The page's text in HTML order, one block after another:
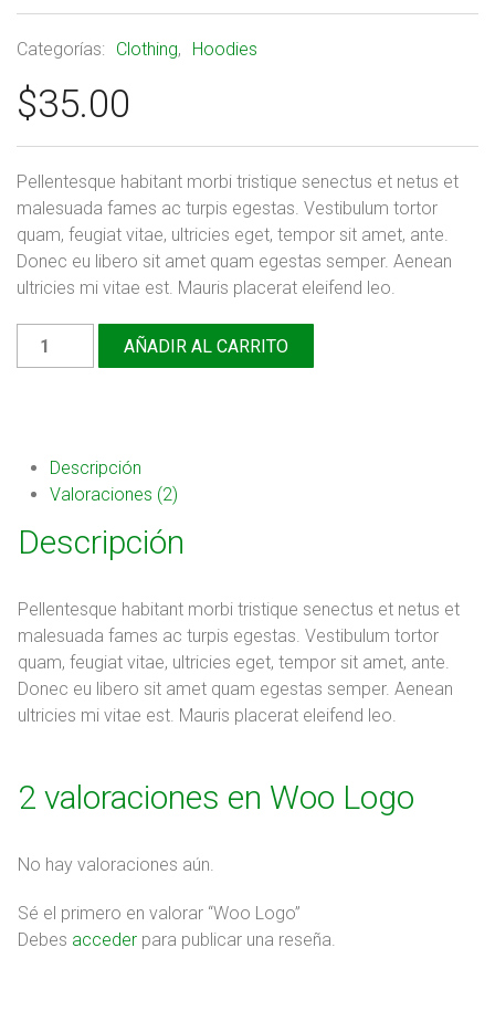
sobre 5
basado
puntuaciones
de
Categorías: Clothing, Hoodies
$35.00
Pellentesque habitant morbi tristique senectus et netus et
malesuada fames ac turpis egestas. Vestibulum tortor
quam, feugiat vitae, ultricies eget, tempor sit amet, ante.
Donec eu libero sit amet quam egestas semper. Aenean
ultricies mi vitae est. Mauris placerat eleifend leo.
Woo
Logo
AÑADIR AL CARRITO
Descripción
Valoraciones (2)
Descripción
Pellentesque habitant morbi tristique senectus et netus et
malesuada fames ac turpis egestas. Vestibulum tortor
quam, feugiat vitae, ultricies eget, tempor sit amet, ante.
Donec eu libero sit amet quam egestas semper. Aenean
ultricies mi vitae est. Mauris placerat eleifend leo.
2 valoraciones en Woo Logo
No hay valoraciones aún.
Sé el primero en valorar “Woo Logo”
Debes acceder para publicar una reseña.